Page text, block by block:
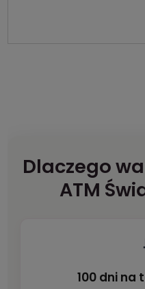
Dlaczego
ATM
100 dni